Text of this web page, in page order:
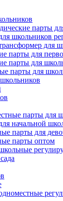
парты
школьников
для
парты для
парты для
парты для
парты для
начальной
парты для
парты оптом